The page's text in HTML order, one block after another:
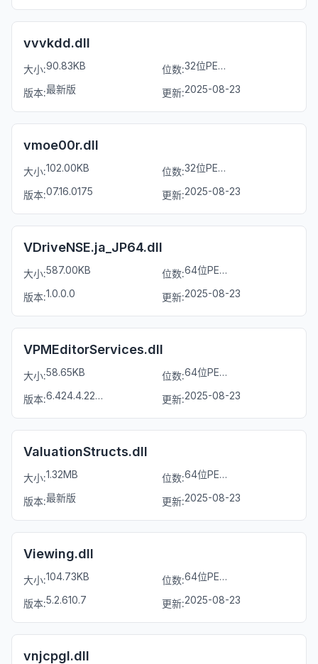
vvvkdd.dll
大小:90.83KB 位数: 32位PE文件
版本:最新版 更新:2025-08-23
vmoe00r.dll
大小:102.00KB 位数: 32位PE文件
版本:07.16.0175 更新:2025-08-23
VDriveNSE.ja_JP64.dll
大小:587.00KB 位数: 64位PE文件
版本:1.0.0.0 更新:2025-08-23
VPMEditorServices.dll
大小:58.65KB 位数: 64位PE文件
版本: 6.424.4.22134 更新:2025-08-23
ValuationStructs.dll
大小:1.32MB 位数: 64位PE文件
版本:最新版 更新:2025-08-23
Viewing.dll
大小:104.73KB 位数: 64位PE文件
版本:5.2.610.7 更新:2025-08-23
vnjcpgl.dll